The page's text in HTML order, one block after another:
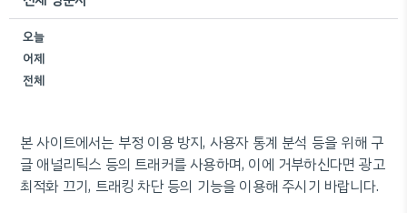
오늘
어제
전체
본 사이트에서는 부정 이용 방지, 사용자 통계 분석 등을 위해 구
글 애널리틱스 등의 트래커를 사용하며, 이에 거부하신다면 광고
최적화 끄기, 트래킹 차단 등의 기능을 이용해 주시기 바랍니다.